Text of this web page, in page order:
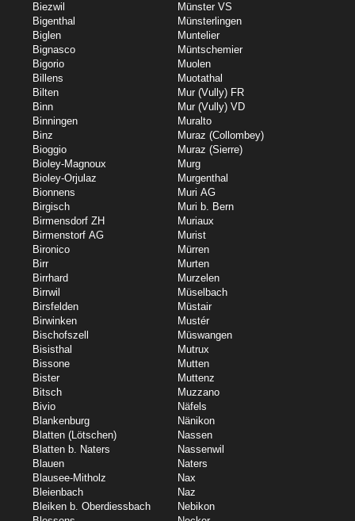
Biezwil
Bigenthal
Biglen
Bignasco
Bigorio
Billens
Bilten
Binn
Binningen
Binz
Bioggio
Bioley-Magnoux
Bioley-Orjulaz
Bionnens
Birgisch
Birmensdorf ZH
Birmenstorf AG
Bironico
Birr
Birrhard
Birrwil
Birsfelden
Birwinken
Bischofszell
Bisisthal
Bissone
Bister
Bitsch
Bivio
Blankenburg
Blatten (Lötschen)
Blatten b. Naters
Blauen
Blausee-Mitholz
Bleienbach
Bleiken b. Oberdiessbach
Münster VS
Münsterlingen
Muntelier
Müntschemier
Muolen
Muotathal
Mur (Vully) FR
Mur (Vully) VD
Muralto
Muraz (Collombey)
Muraz (Sierre)
Murg
Murgenthal
Muri AG
Muri b. Bern
Muriaux
Murist
Mürren
Murten
Murzelen
Müselbach
Müstair
Mustér
Müswangen
Mutrux
Mutten
Muttenz
Muzzano
Näfels
Nänikon
Nassen
Nassenwil
Naters
Nax
Naz
Nebikon